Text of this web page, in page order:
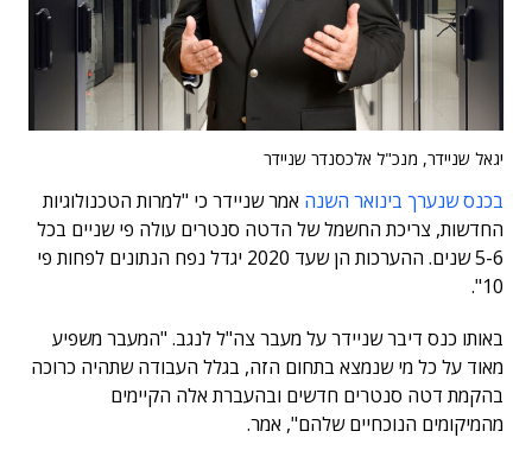
יגאל שניידר, מנכ"ל אלכסנדר שניידר
בכנס שנערך בינואר השנה אמר שניידר כי "למרות הטכנולוגיות
החדשות, צריכת החשמל של הדטה סנטרים עולה פי שניים בכל
5-6 שנים. ההערכות הן שעד 2020 יגדל נפח הנתונים לפחות פי
10".
באותו כנס דיבר שניידר על מעבר צה"ל לנגב. "המעבר משפיע
מאוד על כל מי שנמצא בתחום הזה, בגלל העבודה שתהיה כרוכה
בהקמת דטה סנטרים חדשים ובהעברת אלה הקיימים
מהמיקומים הנוכחיים שלהם", אמר.